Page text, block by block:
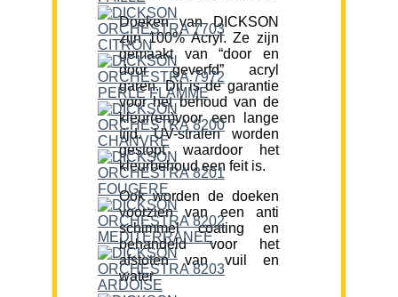
Doeken van DICKSON
zijn 100% Acryl. Ze zijn
gemaakt van “door en
door geverfd” acryl
garen. Dit is de garantie
voor het behoud van de
kleur(en)voor een lange
tijd. UV-stralen worden
gestopt waardoor het
kleurbehoud een feit is.
Ook worden de doeken
voorzien van een anti
schimmel coating en
behandeld voor het
afstoten van vuil en
water.